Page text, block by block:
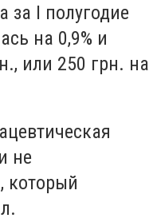
за I полугодие
на 0,9% и
или 250 грн. на
не
который